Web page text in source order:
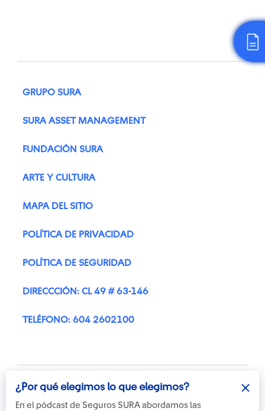
¿Por qué elegimos lo que elegimos?
En el pódcast de Seguros SURA abordamos las
GRUPO SURA
SURA ASSET MANAGEMENT
FUNDACIÓN SURA
ARTE Y CULTURA
MAPA DEL SITIO
POLÍTICA DE PRIVACIDAD
POLÍTICA DE SEGURIDAD
DIRECCCIÓN: CL 49 # 63-146
TELÉFONO: 604 2602100